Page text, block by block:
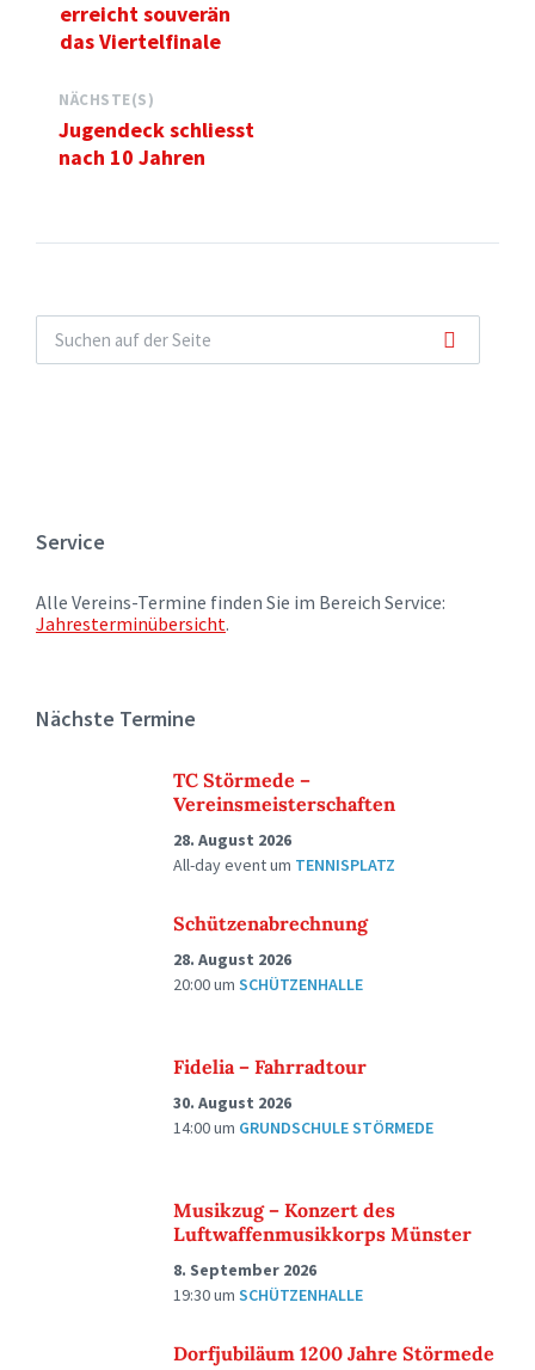
erreicht souverän
das Viertelfinale
NÄCHSTE(S)
Jugendeck schliesst
nach 10 Jahren
Service
Alle Vereins-Termine finden Sie im Bereich Service:
Jahresterminübersicht.
Nächste Termine
TC Störmede –
Vereinsmeisterschaften
28. August 2026
All-day eventum TENNISPLATZ
Schützenabrechnung
28. August 2026
20:00um SCHÜTZENHALLE
Fidelia – Fahrradtour
30. August 2026
14:00um GRUNDSCHULE STÖRMEDE
Musikzug – Konzert des
Luftwaffenmusikkorps Münster
8. September 2026
19:30um SCHÜTZENHALLE
Dorfjubiläum 1200 Jahre Störmede